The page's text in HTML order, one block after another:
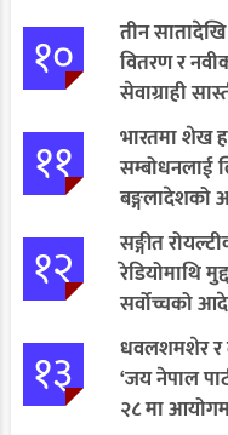
१०
तीन
वितरण र
सेवाग्राही
११
भारतमा शेख
सम्बोधनलाई
बङ्गलादेशको
१२
सङ्गीत
रेडियोमाथि
सर्वोच्चको
१३
धवलशमशेर र
‘जय नेपाल
२८ मा